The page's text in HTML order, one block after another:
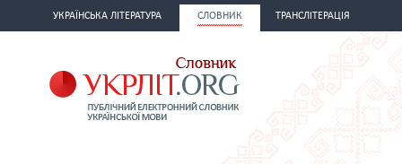
УКРАЇНСЬКА ЛІТЕРАТУРА СЛОВНИК ТРАНСЛІТЕРАЦІЯ